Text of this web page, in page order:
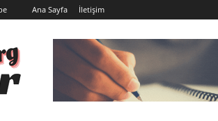
Ana Sayfa İletişim